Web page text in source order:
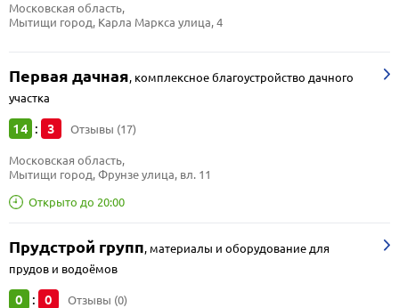
Московская область,
Мытищи город, Карла Маркса улица, 4
Первая дачная, комплексное благоустройство дачного
участка
14 : 3 Отзывы (17)
Открыто до 20:00
Московская область,
Мытищи город, Фрунзе улица, вл. 11
Прудстрой групп, материалы и оборудование для
прудов и водоёмов
0 : 0 Отзывы (0)